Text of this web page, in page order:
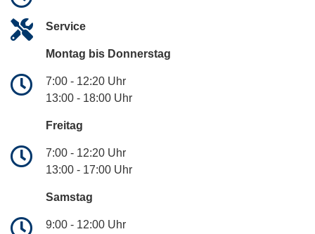
Service
Montag bis Donnerstag
7:00 - 12:20 Uhr
13:00 - 18:00 Uhr
Freitag
7:00 - 12:20 Uhr
13:00 - 17:00 Uhr
Samstag
9:00 - 12:00 Uhr